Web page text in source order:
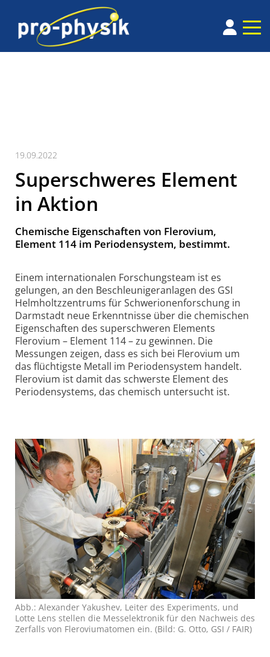
19.09.2022
Superschweres Element
in Aktion
Chemische Eigenschaften von Flerovium,
Element 114 im Periodensystem, bestimmt.
Einem internationalen Forschungsteam ist es
gelungen, an den Beschleuniger­anlagen des GSI
Helmholtz­zentrums für Schwerionen­forschung in
Darmstadt neue Erkenntnisse über die chemischen
Eigenschaften des superschweren Elements
Flerovium – Element 114 – zu gewinnen. Die
Messungen zeigen, dass es sich bei Flerovium um
das flüchtigste Metall im Perioden­system handelt.
Flerovium ist damit das schwerste Element des
Perioden­systems, das chemisch untersucht ist.
Abb.: Alexander Yakushev, Leiter des Experiments, und
Lotte Lens stellen die Messelektronik für den Nachweis des
Zerfalls von Flerovium­atomen ein. (Bild: G. Otto, GSI / FAIR)